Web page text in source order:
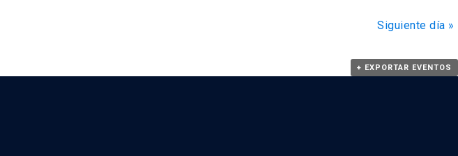
Siguiente día »
+ EXPORTAR EVENTOS